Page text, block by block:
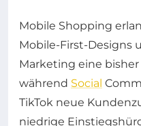
Mobile Shopping
Mobile-First-Designs
Marketing eine
während Social
TikTok neue
niedrige